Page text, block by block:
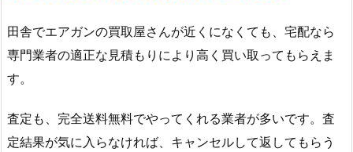
田舎でエアガンの買取屋さんが近くになくても、宅配なら
専門業者の適正な見積もりにより高く買い取ってもらえま
す。
査定も、完全送料無料でやってくれる業者が多いです。査
定結果が気に入らなければ、キャンセルして返してもらう